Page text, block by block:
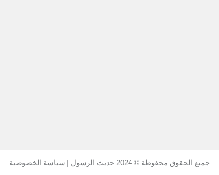
جميع الحقوق محفوظة © 2024 حديث الرسول | سياسة الخصوصية